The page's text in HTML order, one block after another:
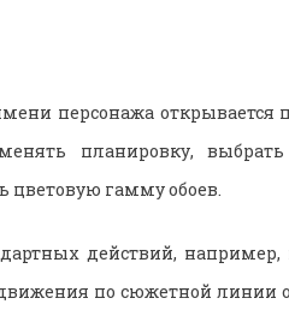
персонажа открывается
планировку,
цветовую гамму обоев.
действий,
по сюжетной линии